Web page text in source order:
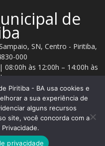
de
SN, Centro - Piritiba,
000
às 12:00h – 14:00h às
/ 3628 - 2153
Piritiba - BA usa cookies e
a sua experiência de
alguns recursos
site, você concorda com a
privacidade